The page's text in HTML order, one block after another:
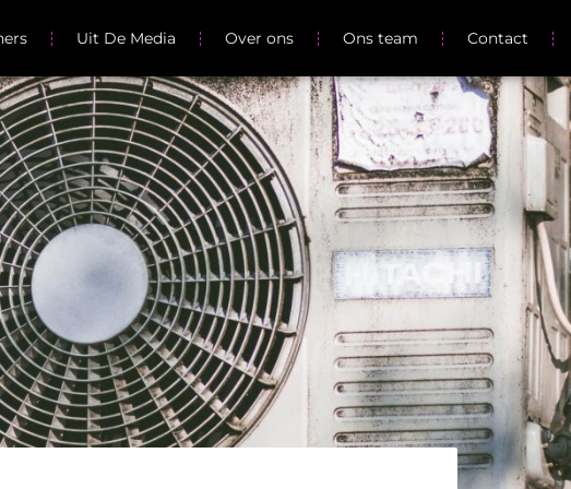
Uit De Media Over ons Ons team Contact